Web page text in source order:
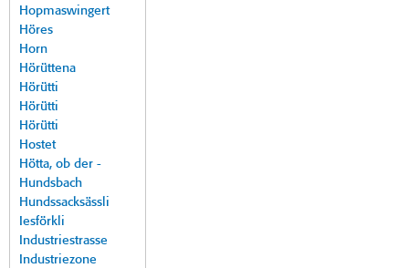
Hopmaswingert
Höres
Horn
Hörüttena
Hörütti
Hörütti
Hörütti
Hostet
Hötta, ob der -
Hundsbach
Hundssacksässli
Iesförkli
Industriestrasse
Industriezone